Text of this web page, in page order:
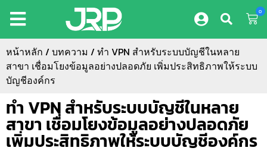
0
หน้าหลัก / บทความ / ทำ VPN สำหรับระบบบัญชีในหลาย
สาขา เชื่อมโยงข้อมูลอย่างปลอดภัย เพิ่มประสิทธิภาพให้ระบบ
บัญชีองค์กร
ทำ VPN สำหรับระบบบัญชีในหลาย
สาขา เชื่อมโยงข้อมูลอย่างปลอดภัย
เพิ่มประสิทธิภาพให้ระบบบัญชีองค์กร